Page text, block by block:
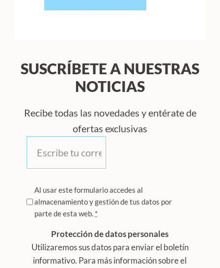
SUSCRÍBETE A NUESTRAS
NOTICIAS
Recibe todas las novedades y entérate de
ofertas exclusivas
Privacidad
*
Al usar este formulario accedes al
almacenamiento y gestión de tus datos por
parte de esta web. *
Protección de datos personales
Utilizaremos sus datos para enviar el boletín
informativo. Para más información sobre el